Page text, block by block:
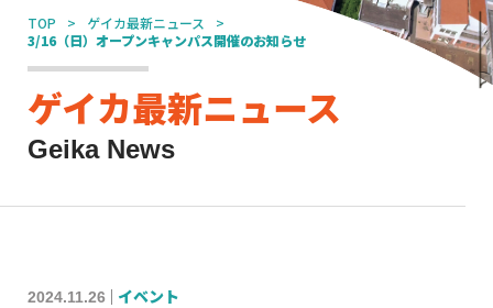
TOP
ゲイカ最新ニュース
3/16（日）オープンキャンパス開催のお知らせ
ゲイカ最新ニュース
Geika News
2024.11.26 イベント